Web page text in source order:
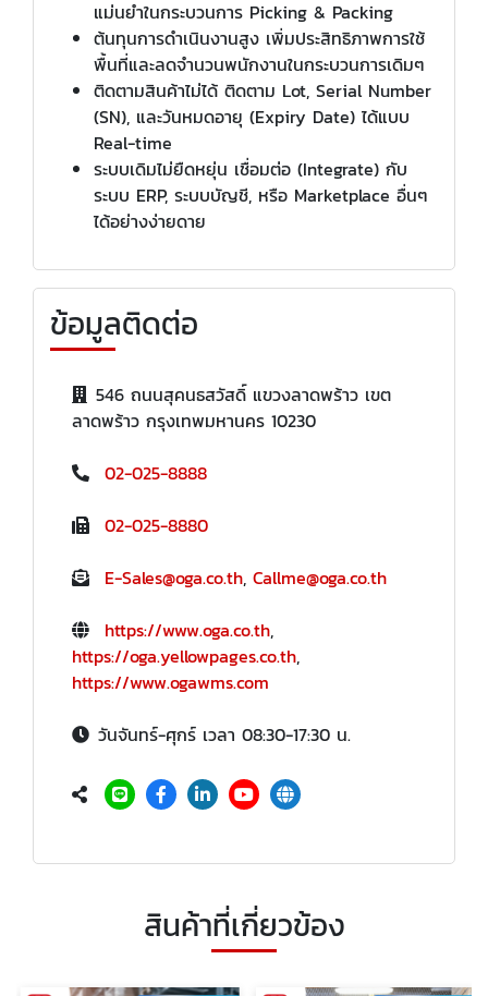
แม่นยำในกระบวนการ Picking & Packing
ต้นทุนการดำเนินงานสูง เพิ่มประสิทธิภาพการใช้
พื้นที่และลดจำนวนพนักงานในกระบวนการเดิมๆ
ติดตามสินค้าไม่ได้ ติดตาม Lot, Serial Number
(SN), และวันหมดอายุ (Expiry Date) ได้แบบ
Real-time
ระบบเดิมไม่ยืดหยุ่น เชื่อมต่อ (Integrate) กับ
ระบบ ERP, ระบบบัญชี, หรือ Marketplace อื่นๆ
ได้อย่างง่ายดาย
ข้อมูลติดต่อ
546 ถนนสุคนธสวัสดิ์ แขวงลาดพร้าว เขต
ลาดพร้าว กรุงเทพมหานคร 10230
02-025-8888
02-025-8880
E-Sales@oga.co.th, Callme@oga.co.th
https://www.oga.co.th,
https://oga.yellowpages.co.th,
https://www.ogawms.com
วันจันทร์-ศุกร์ เวลา 08:30-17:30 น.
สินค้าที่เกี่ยวข้อง